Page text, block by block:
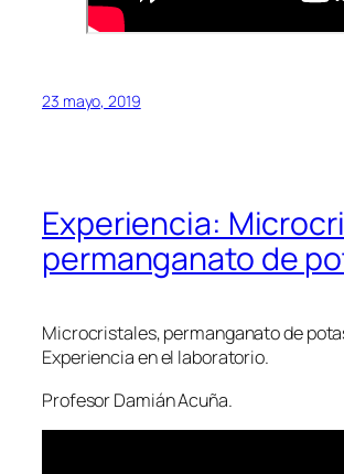
23 mayo, 2019
Experiencia:
permanganato de
Microcristales, permanganato de
Experiencia en el laboratorio.
Profesor Damián Acuña.